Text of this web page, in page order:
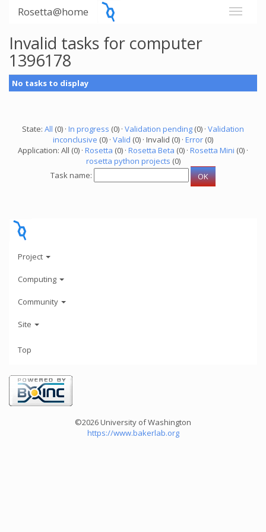
Rosetta@home
Invalid tasks for computer
1396178
No tasks to display
State: All (0) · In progress (0) · Validation pending (0) · Validation
inconclusive (0) · Valid (0) · Invalid (0) · Error (0)
Application: All (0) · Rosetta (0) · Rosetta Beta (0) · Rosetta Mini (0) ·
rosetta python projects (0)
Task name:
Project
Computing
Community
Site
Top
©2026 University of Washington
https://www.bakerlab.org